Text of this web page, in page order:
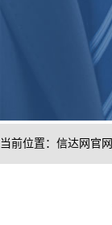
当前位置： 信达网官网